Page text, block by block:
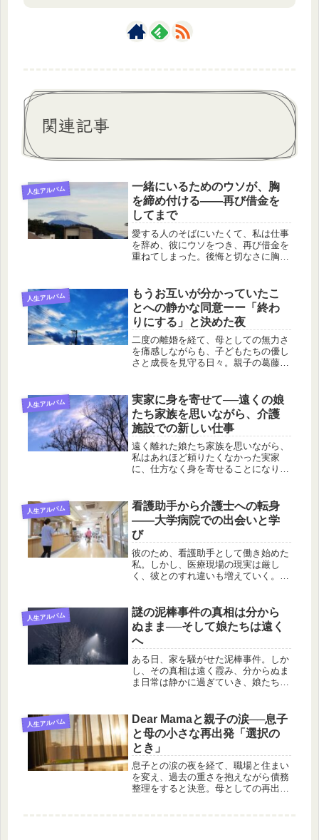
関連記事
人生アルバム
一緒にいるためのウソが、胸
を締め付ける――再び借金を
してまで
愛する人のそばにいたくて、私は仕事
を辞め、彼にウソをつき、再び借金を
重ねてしまった。後悔と切なさに胸が
人生アルバム
もうお互いが分かっていたこ
とへの静かな同意ーー「終わ
りにする」と決めた夜
二度の離婚を経て、母としての無力さ
を痛感しながらも、子どもたちの優し
さと成長を見守る日々。親子の葛藤と
人生アルバム
実家に身を寄せて──遠くの娘
たち家族を思いながら、介護
施設での新しい仕事
遠く離れた娘たち家族を思いながら、
私はあれほど頼りたくなかった実家
に、仕方なく身を寄せることになりま
人生アルバム
看護助手から介護士への転身
――大学病院での出会いと学
び
彼のため、看護助手として働き始めた
私。しかし、医療現場の現実は厳し
く、彼とのすれ違いも増えていく。そ
格を取得するまでの、私の実体験で
す。
人生アルバム
謎の泥棒事件の真相は分から
ぬまま──そして娘たちは遠く
へ
ある日、家を騒がせた泥棒事件。しか
し、その真相は遠く霞み、分からぬま
ま日常は静かに過ぎていき、娘たち家
人生アルバム
Dear Mamaと親子の涙──息子
と母の小さな再出発「選択の
とき」
息子との涙の夜を経て、職場と住まい
を変え、過去の重さを抱えながら債務
整理をすると決意。母としての再出発